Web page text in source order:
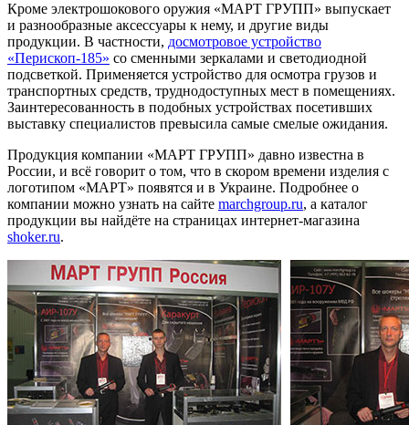
Кроме электрошокового оружия «МАРТ ГРУПП» выпускает
и разнообразные аксессуары к нему, и другие виды
продукции. В частности, досмотровое устройство
«Перископ-185» со сменными зеркалами и светодиодной
подсветкой. Применяется устройство для осмотра грузов и
транспортных средств, труднодоступных мест в помещениях.
Заинтересованность в подобных устройствах посетивших
выставку специалистов превысила самые смелые ожидания.
Продукция компании «МАРТ ГРУПП» давно известна в
России, и всё говорит о том, что в скором времени изделия с
логотипом «МАРТ» появятся и в Украине. Подробнее о
компании можно узнать на сайте marchgroup.ru, а каталог
продукции вы найдёте на страницах интернет-магазина
shoker.ru.